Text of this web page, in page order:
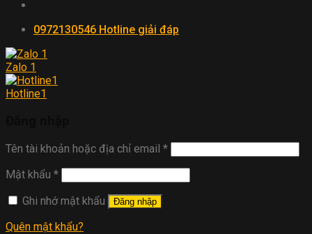
0972130546 Hotline giải đáp
Zalo 1
Hotline1
Tên tài khoản hoặc địa chỉ email *
Mật khẩu *
Ghi nhớ mật khẩu
Đăng nhập
Quên mật khẩu?